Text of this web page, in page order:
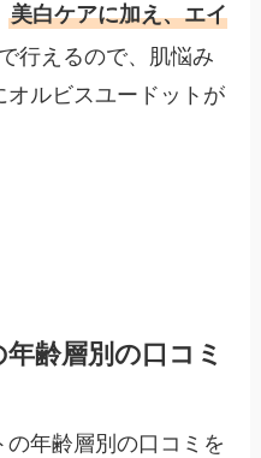
美白ケアに加え、エイ
で行えるので、肌悩み
ルビスユードットが
齢層別の口コミ
年齢層別の口コミを